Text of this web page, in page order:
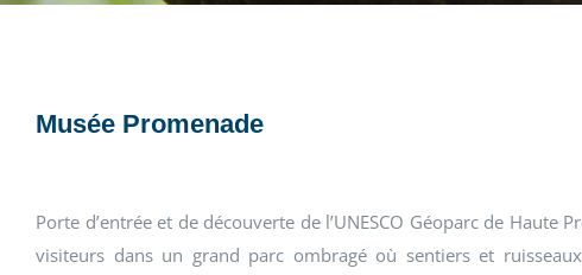
Musée Promenade
Porte d’entrée et de découverte de l’UNESCO Géoparc de Haute
visiteurs dans un grand parc ombragé où sentiers et